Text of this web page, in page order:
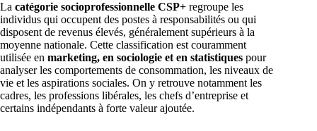
La catégorie socioprofessionnelle CSP+ regroupe les
individus qui occupent des postes à responsabilités ou qui
disposent de revenus élevés, généralement supérieurs à la
moyenne nationale. Cette classification est couramment
utilisée en marketing, en sociologie et en statistiques pour
analyser les comportements de consommation, les niveaux de
vie et les aspirations sociales. On y retrouve notamment les
cadres, les professions libérales, les chefs d’entreprise et
certains indépendants à forte valeur ajoutée.